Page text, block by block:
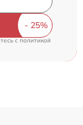
cполитикой